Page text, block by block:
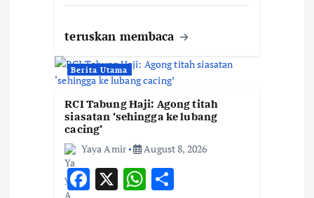
teruskan membaca
Berita Utama
RCI Tabung Haji: Agong titah
siasatan ‘sehingga ke lubang
cacing’
Yaya Amir
August 8, 2026
F X W